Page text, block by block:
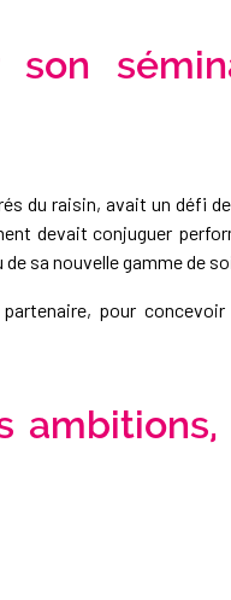
son
du raisin, avait un défi
devait conjuguer
sa nouvelle gamme de
pour